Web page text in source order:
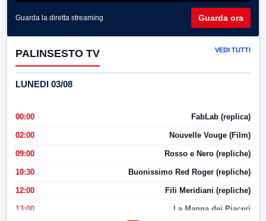
Guarda la diretta streaming Guarda ora
PALINSESTO TV VEDI TUTTI
LUNEDI 03/08
00:00 FabLab (replica)
02:00 Nouvelle Vouge (Film)
09:00 Rosso e Nero (repliche)
10:30 Buonissimo Red Roger (repliche)
12:00 Fili Meridiani (repliche)
13:00 La Mappa dei Piaceri